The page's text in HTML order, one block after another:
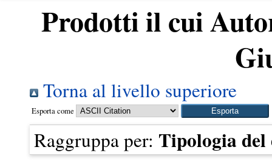
Prodotti il cui
Torna al livello superiore
Esporta come
Raggruppa per: Tipologia del